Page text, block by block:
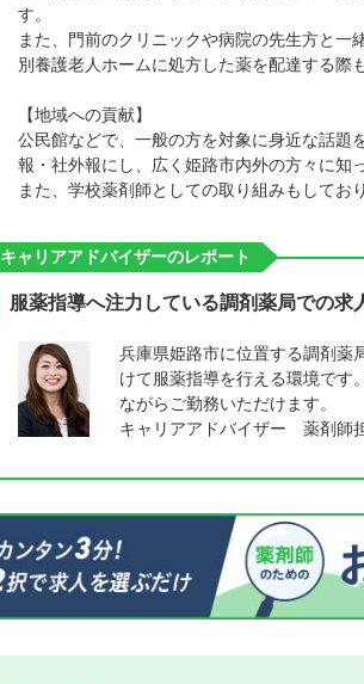
す。
また、門前のクリニックや病院の先生方と
別養護老人ホームに処方した薬を配達する際
【地域への貢献】
公民館などで、一般の方を対象に身近な話題
報・社外報にし、広く姫路市内外の方々に知
また、学校薬剤師としての取り組みもしてお
キャリアアドバイザーのレポート
服薬指導へ注力している調剤薬局での求
兵庫県姫路市に位置する調剤薬
けて服薬指導を行える環境です
ながらご勤務いただけます。
キャリアアドバイザー 薬剤師